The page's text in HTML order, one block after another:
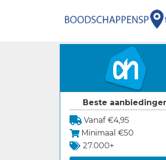
Beste
Vanaf €4,95
Minimaal €50
27.000+